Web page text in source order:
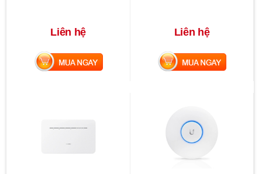
Liên hệ
MUA NGAY
Liên hệ
MUA NGAY